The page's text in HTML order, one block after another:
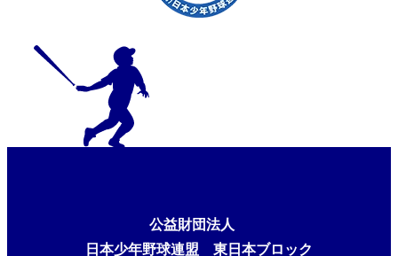
公益財団法人
日本少年野球連盟 東日本ブロック